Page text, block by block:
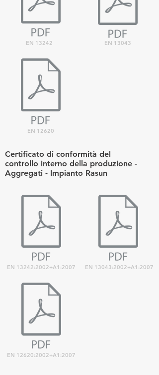
EN 13242 EN 13043
EN 12620
Certificato di conformità del
controllo interno della produzione -
Aggregati - Impianto Rasun
EN 13242:2002+A1:2007 EN 13043:2002+A1:2007
EN 12620:2002+A1:2007